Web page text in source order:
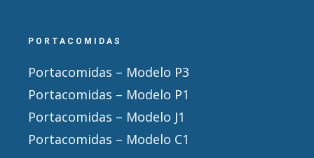
PORTACOMIDAS
Portacomidas – Modelo P3
Portacomidas – Modelo P1
Portacomidas – Modelo J1
Portacomidas – Modelo C1